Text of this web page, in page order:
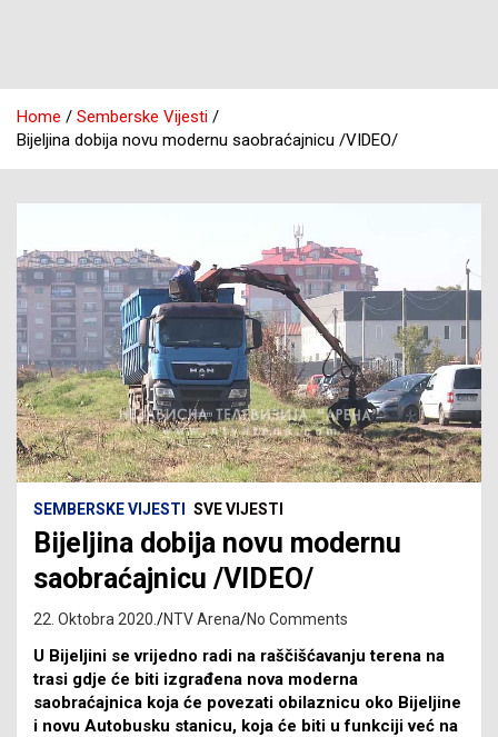
Home
Semberske Vijesti
Bijeljina dobija novu modernu saobraćajnicu /VIDEO/
SEMBERSKE VIJESTI SVE VIJESTI
Bijeljina dobija novu modernu
saobraćajnicu /VIDEO/
22. Oktobra 2020. NTV Arena No Comments
U Bijeljini se vrijedno radi na raščišćavanju terena na
trasi gdje će biti izgrađena nova moderna
saobraćajnica koja će povezati obilaznicu oko Bijeljine
i novu Autobusku stanicu, koja će biti u funkciji već na